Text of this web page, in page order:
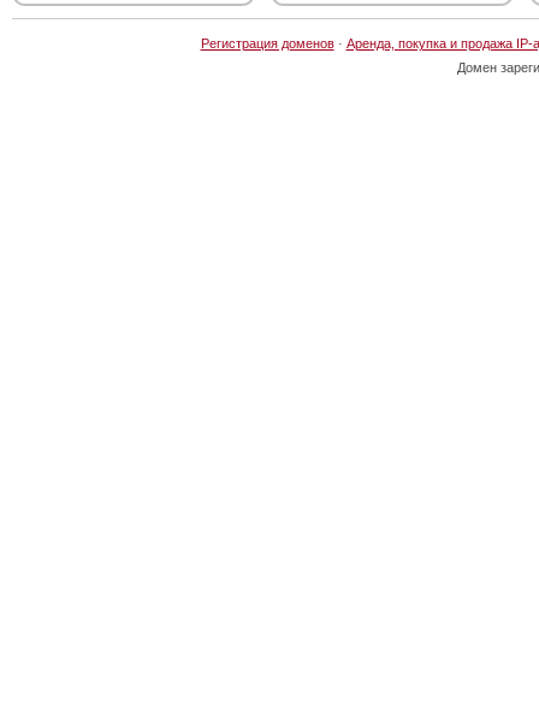
Регистрация доменов· Аренда, покупка и продажа IP-
Домен